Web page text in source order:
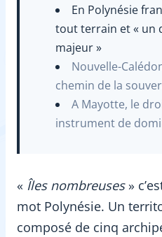
En Polynésie
tout terrain et « un
majeur »
Nouvelle-
chemin de la
A Mayotte, le
instrument de
« Îles nombreuses»
mot Polynésie. Un
composé de cinq